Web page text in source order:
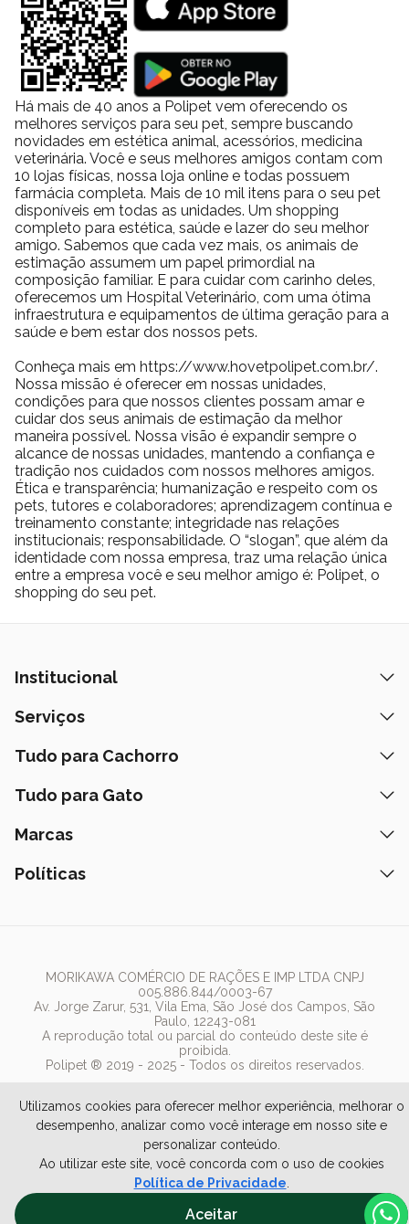
Utilizamos cookies para oferecer melhor experiência, melhorar o
desempenho, analizar como você interage em nosso site e
personalizar conteúdo.
Ao utilizar este site, você concorda com o uso de cookies
Política de Privacidade
Aceitar
Há mais de 40 anos a Polipet vem oferecendo os
melhores serviços para seu pet, sempre buscando
novidades em estética animal, acessórios, medicina
veterinária. Você e seus melhores amigos contam com
10 lojas físicas, nossa loja online e todas possuem
farmácia completa. Mais de 10 mil itens para o seu pet
disponíveis em todas as unidades. Um shopping
completo para estética, saúde e lazer do seu melhor
amigo. Sabemos que cada vez mais, os animais de
estimação assumem um papel primordial na
composição familiar. E para cuidar com carinho deles,
oferecemos um Hospital Veterinário, com uma ótima
infraestrutura e equipamentos de última geração para a
saúde e bem estar dos nossos pets.
Conheça mais em https://www.hovetpolipet.com.br/.
Nossa missão é oferecer em nossas unidades,
condições para que nossos clientes possam amar e
cuidar dos seus animais de estimação da melhor
maneira possível. Nossa visão é expandir sempre o
alcance de nossas unidades, mantendo a confiança e
tradição nos cuidados com nossos melhores amigos.
Ética e transparência; humanização e respeito com os
pets, tutores e colaboradores; aprendizagem contínua e
treinamento constante; integridade nas relações
institucionais; responsabilidade. O “slogan”, que além da
identidade com nossa empresa, traz uma relação única
entre a empresa você e seu melhor amigo é: Polipet, o
shopping do seu pet.
Institucional
Quem Somos
Prazos de Entrega
Fale Conosco
Lista de Desejos
Serviços
Banho e Tosa
Peça pelo Delivery
Assinatura Polipet
Tudo para Cachorro
Ração
Coleiras
Tudo para Gato
Ração
Marcas
Nexgard
Pedigree
Whiskas
Dog Chow
Royal Canin
Políticas
MORIKAWA COMÉRCIO DE RAÇÕES E IMP LTDA CNPJ
005.886.844/0003-67
Av. Jorge Zarur, 531, Vila Ema, São José dos Campos, São
Paulo, 12243-081
A reprodução total ou parcial do conteúdo deste site é
proibida.
Polipet ® 2019 - 2025 - Todos os direitos reservados.